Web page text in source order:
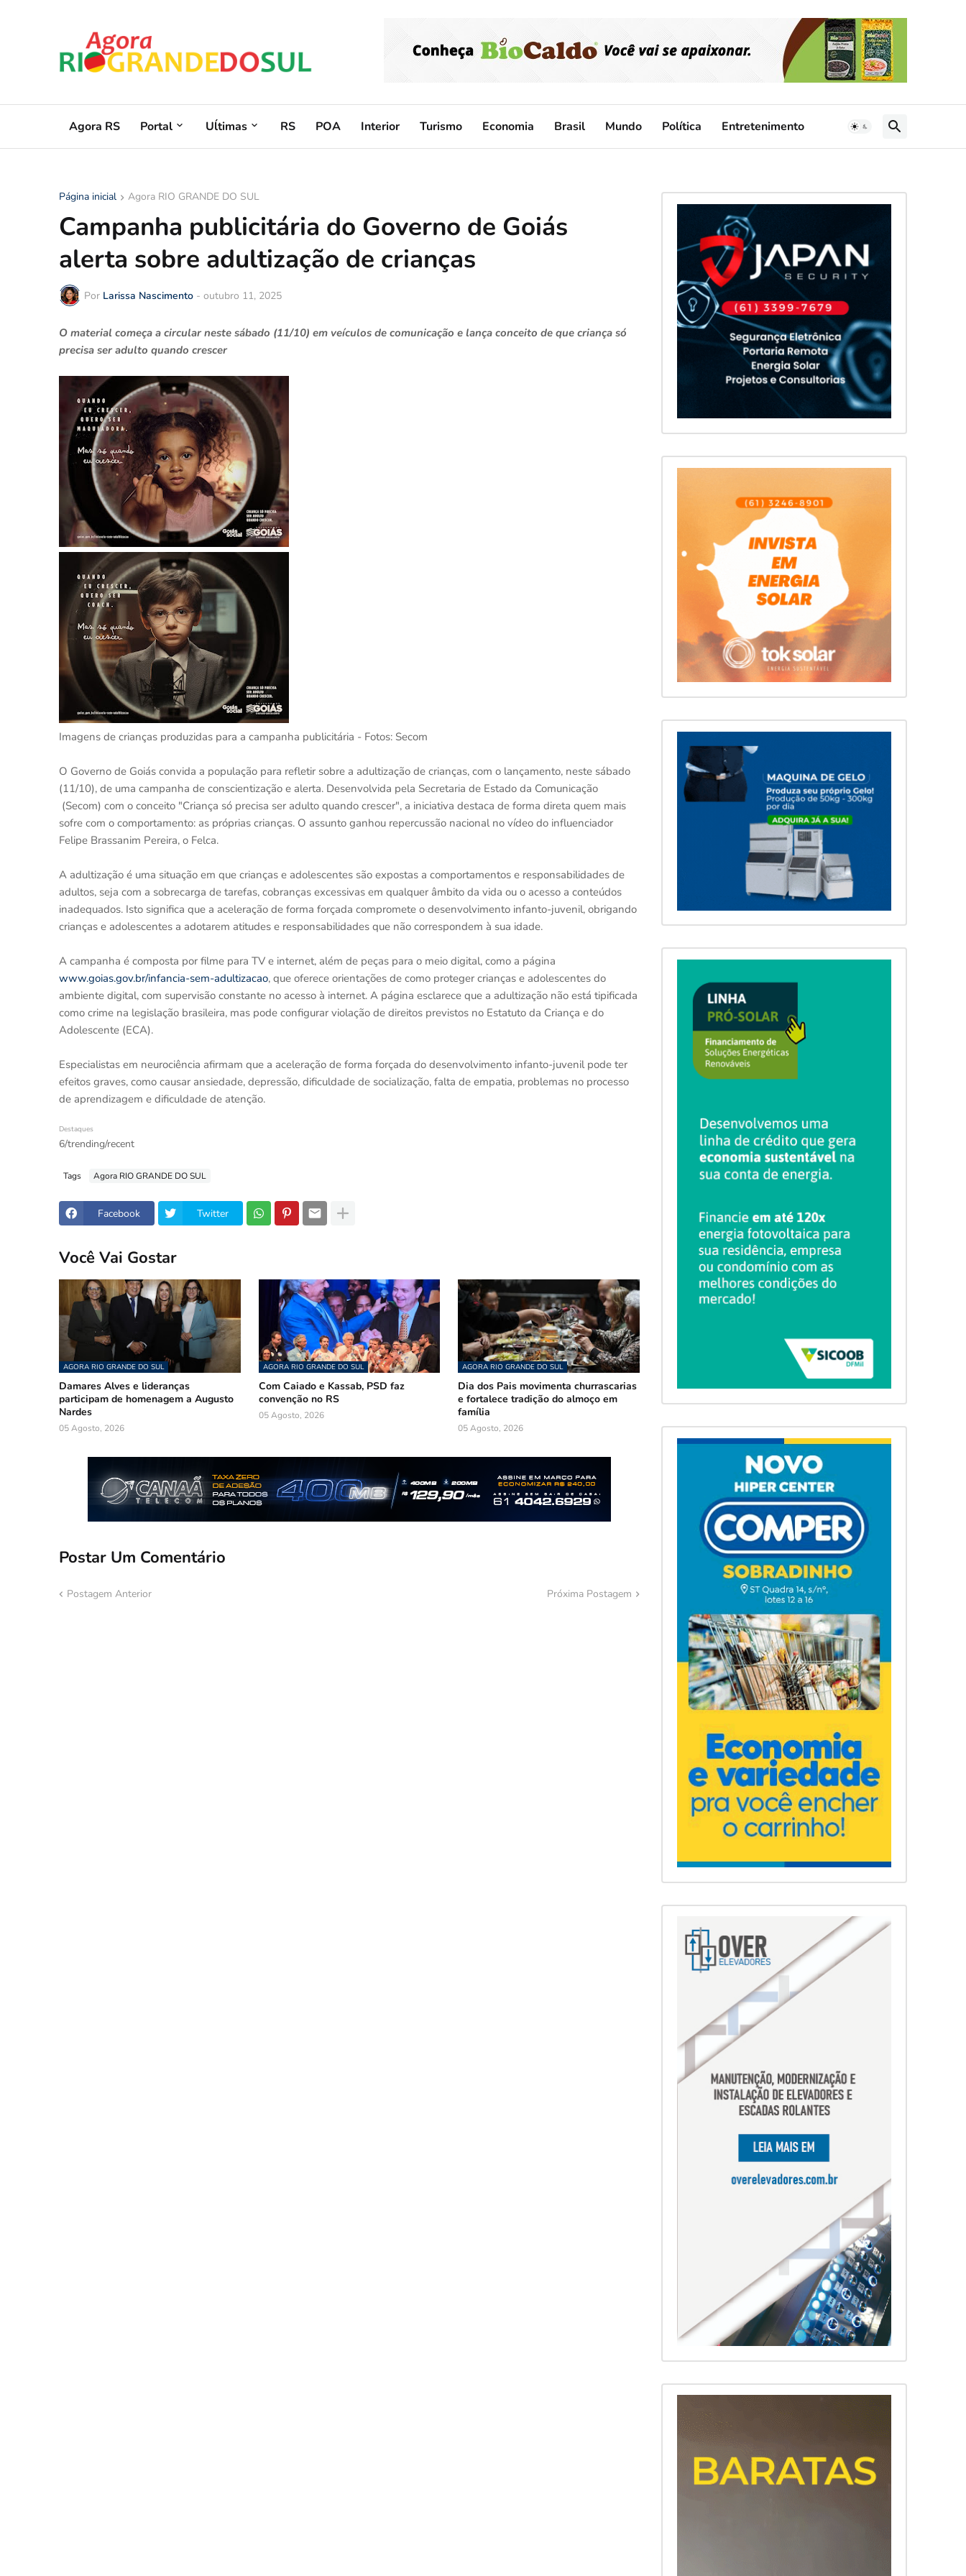
Agora RS Portal Uĺtimas RS POA Interior Turismo Economia Brasil Mundo Política Entretenimento
Página inicial Agora RIO GRANDE DO SUL
Campanha publicitária do Governo de Goiás
alerta sobre adultização de crianças
Por Larissa Nascimento - outubro 11, 2025
O material começa a circular neste sábado (11/10) em veículos de comunicação e lança conceito de que criança só
precisa ser adulto quando crescer
Imagens de crianças produzidas para a campanha publicitária - Fotos: Secom
O Governo de Goiás convida a população para refletir sobre a adultização de crianças, com o lançamento, neste sábado
(11/10), de uma campanha de conscientização e alerta. Desenvolvida pela Secretaria de Estado da Comunicação
(Secom) com o conceito "Criança só precisa ser adulto quando crescer", a iniciativa destaca de forma direta quem mais
sofre com o comportamento: as próprias crianças. O assunto ganhou repercussão nacional no vídeo do influenciador
Felipe Brassanim Pereira, o Felca.
A adultização é uma situação em que crianças e adolescentes são expostas a comportamentos e responsabilidades de
adultos, seja com a sobrecarga de tarefas, cobranças excessivas em qualquer âmbito da vida ou o acesso a conteúdos
inadequados. Isto significa que a aceleração de forma forçada compromete o desenvolvimento infanto-juvenil, obrigando
crianças e adolescentes a adotarem atitudes e responsabilidades que não correspondem à sua idade.
A campanha é composta por filme para TV e internet, além de peças para o meio digital, como a página
www.goias.gov.br/infancia-sem-adultizacao, que oferece orientações de como proteger crianças e adolescentes do
ambiente digital, com supervisão constante no acesso à internet. A página esclarece que a adultização não está tipificada
como crime na legislação brasileira, mas pode configurar violação de direitos previstos no Estatuto da Criança e do
Adolescente (ECA).
Especialistas em neurociência afirmam que a aceleração de forma forçada do desenvolvimento infanto-juvenil pode ter
efeitos graves, como causar ansiedade, depressão, dificuldade de socialização, falta de empatia, problemas no processo
de aprendizagem e dificuldade de atenção.
Destaques
6/trending/recent
Tags Agora RIO GRANDE DO SUL
Facebook Twitter
Você Vai Gostar
AGORA RIO GRANDE DO SUL
Damares Alves e lideranças
participam de homenagem a Augusto
Nardes
05 Agosto, 2026
AGORA RIO GRANDE DO SUL
Com Caiado e Kassab, PSD faz
convenção no RS
05 Agosto, 2026
AGORA RIO GRANDE DO SUL
Dia dos Pais movimenta churrascarias
e fortalece tradição do almoço em
família
05 Agosto, 2026
Postar Um Comentário
Postagem Anterior Próxima Postagem